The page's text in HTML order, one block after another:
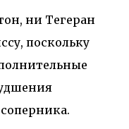
ни Тегеран
поскольку